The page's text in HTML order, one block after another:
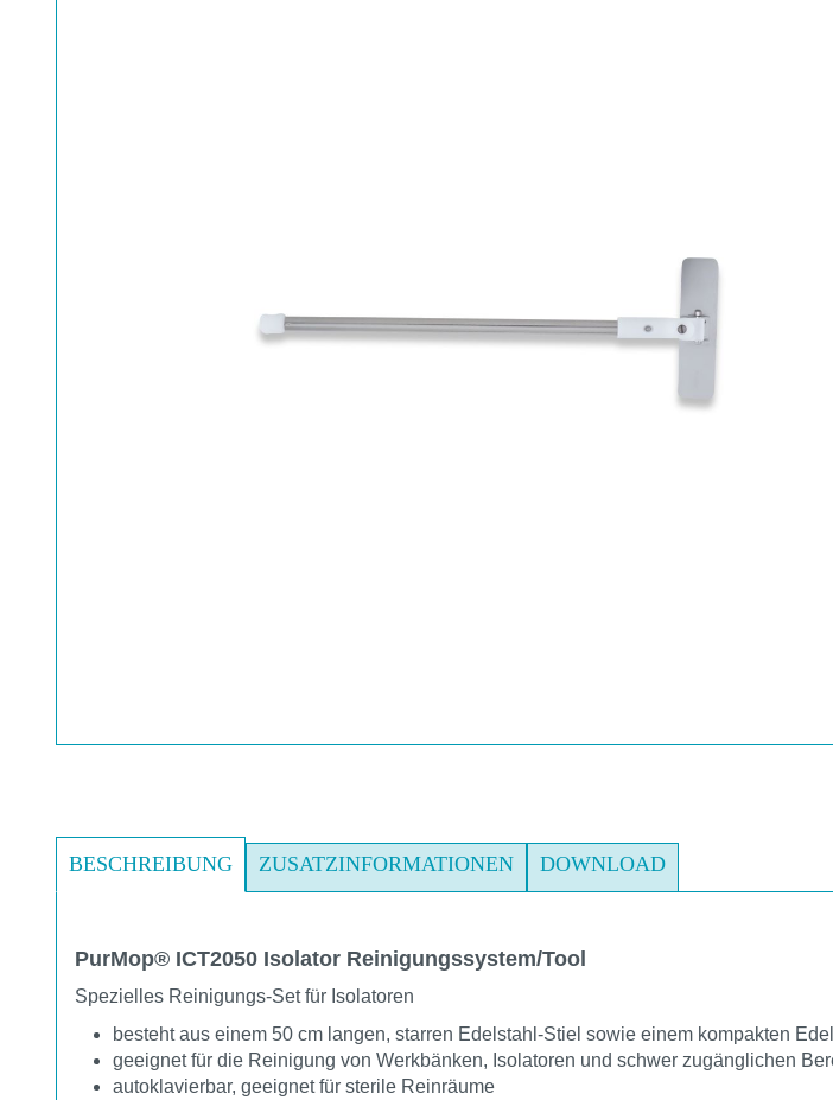
BESCHREIBUNG ZUSATZINFORMATIONEN DOWNLOAD
PurMop® ICT2050 Isolator Reinigungssystem/Tool
Spezielles Reinigungs-Set für Isolatoren
besteht aus einem 50 cm langen, starren Edelstahl-Stiel sowie einem kompakten
geeignet für die Reinigung von Werkbänken, Isolatoren und schwer zugänglichen
autoklavierbar, geeignet für sterile Reinräume